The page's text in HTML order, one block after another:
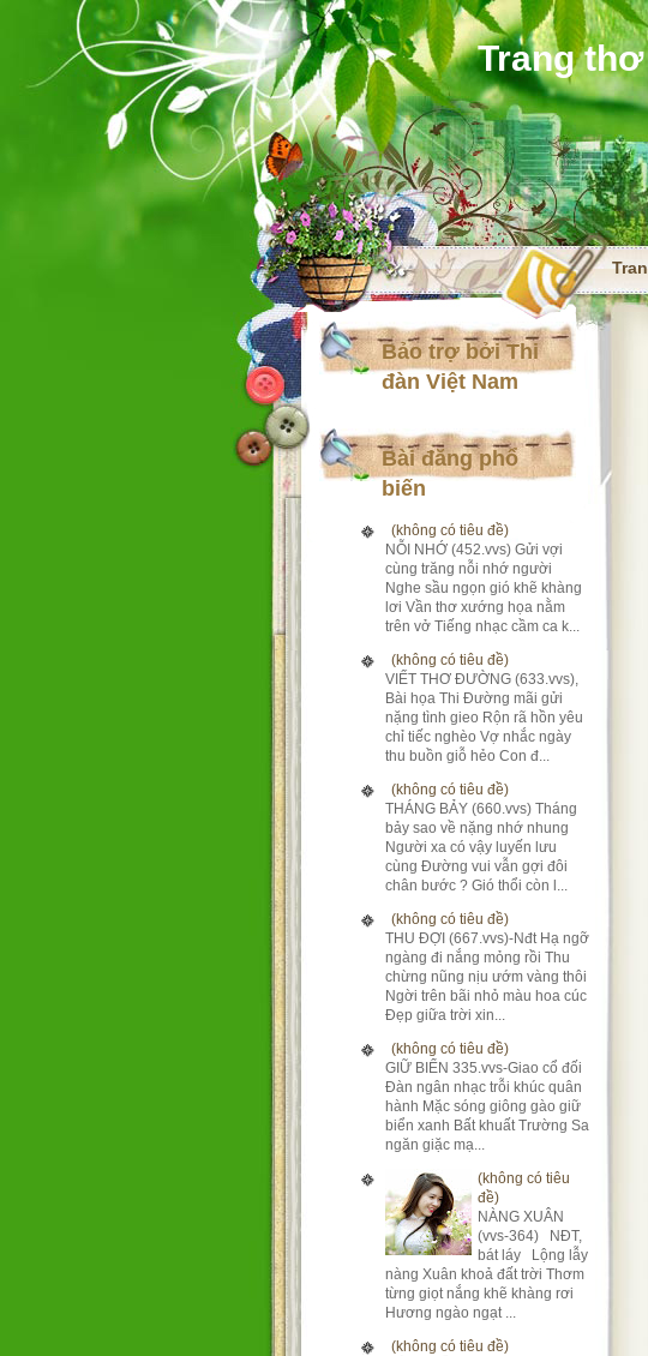
Trang
Bảo trợ bởi Thi
đàn Việt Nam
Bài đăng phổ
biến
(không có tiêu đề)
NỖI NHỚ (452.vvs) Gửi vợi
cùng trăng nỗi nhớ người
Nghe sầu ngọn gió khẽ khàng
lơi Vần thơ xướng họa nằm
trên vở Tiếng nhạc cầm ca k...
(không có tiêu đề)
VIẾT THƠ ĐƯỜNG (633.vvs),
Bài họa Thi Đường mãi gửi
nặng tình gieo Rộn rã hồn yêu
chỉ tiếc nghèo Vợ nhắc ngày
thu buồn giỗ hẻo Con đ...
(không có tiêu đề)
THÁNG BẢY (660.vvs) Tháng
bảy sao về nặng nhớ nhung
Người xa có vậy luyến lưu
cùng Đường vui vẫn gợi đôi
chân bước ? Gió thổi còn l...
(không có tiêu đề)
THU ĐỢI (667.vvs)-Nđt Hạ ngỡ
ngàng đi nắng mỏng rồi Thu
chừng nũng nịu ướm vàng thôi
Ngời trên bãi nhỏ màu hoa cúc
Đẹp giữa trời xin...
(không có tiêu đề)
GIỮ BIỂN 335.vvs-Giao cổ đối
Đàn ngân nhạc trỗi khúc quân
hành Mặc sóng giông gào giữ
biển xanh Bất khuất Trường Sa
ngăn giặc mạ...
(không có tiêu
đề)
NÀNG XUÂN
(vvs-364) NĐT,
bát láy Lộng lẫy
nàng Xuân khoả đất trời Thơm
từng giọt nắng khẽ khàng rơi
Hương ngào ngạt ...
(không có tiêu đề)